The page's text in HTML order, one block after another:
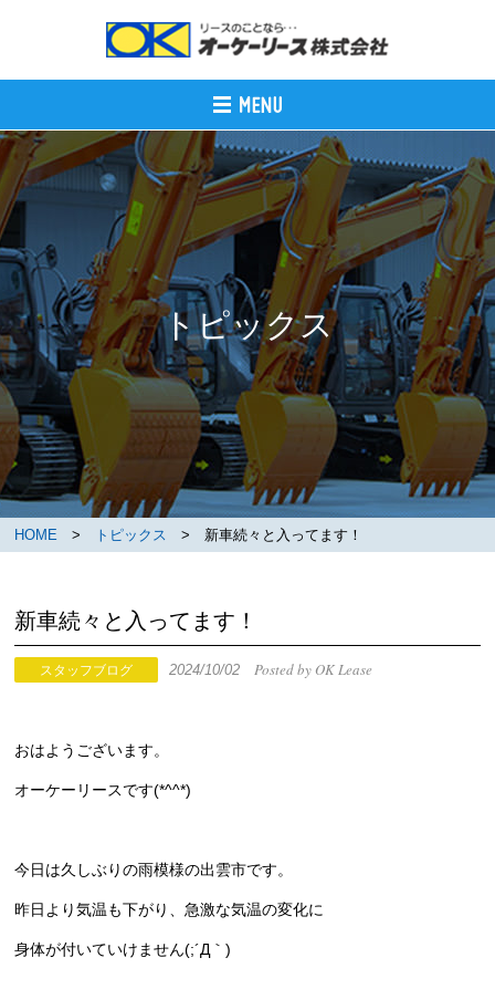
トピックス
HOME > トピックス > 新車続々と入ってます！
新車続々と入ってます！
スタッフブログ 2024/10/02Posted by OK Lease
おはようございます。
オーケーリースです(*^^*)
今日は久しぶりの雨模様の出雲市です。
昨日より気温も下がり、急激な気温の変化に
身体が付いていけません(;´Д｀)